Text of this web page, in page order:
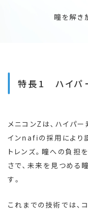
瞳を解き
特長1 ハイパ
メニコンZは、ハイパ
インnafiの採用により
トレンズ。瞳への負担
さで、未来を見つめる
す。
これまでの技術では、